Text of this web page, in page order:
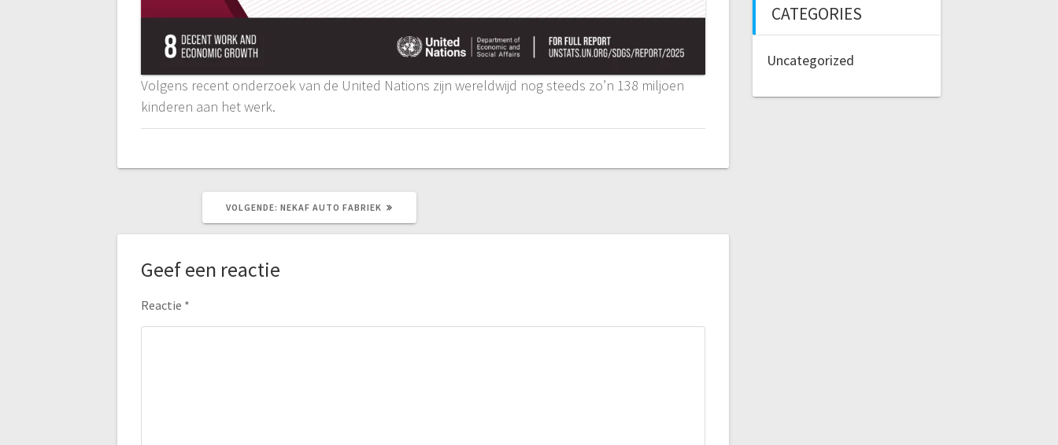
Volgens recent onderzoek van de United Nations zijn wereldwijd nog steeds zo’n 138 miljoen
kinderen aan het werk.
VOLGENDE: VOLGEND
NEKAF AUTO FABRIEK
Geef een reactie
Reactie *
CATEGORIES
Uncategorized